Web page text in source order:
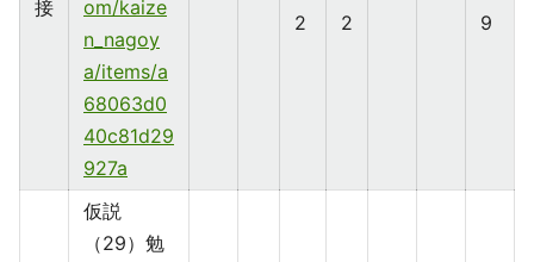
接
om/kaize
n_nagoy
a/items/a
68063d0
40c81d29
927a
2
2
9
仮説
（29）勉